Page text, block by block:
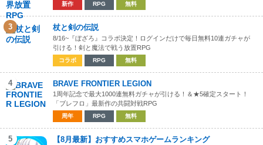
新作 RPG 無料
3 杖と剣の伝説
8/16~『ぼざろ』コラボ決定！ログインだけで毎日無料10連ガチャが
引ける！剣と魔法で戦う放置RPG
コラボ RPG 無料
4 BRAVE FRONTIER LEGION
1周年記念で最大1000連無料ガチャが引ける！＆★5確定スタート！
「ブレフロ」最新作の共闘対戦RPG
周年 RPG 無料
5 【8月最新】おすすめスマホゲームランキング